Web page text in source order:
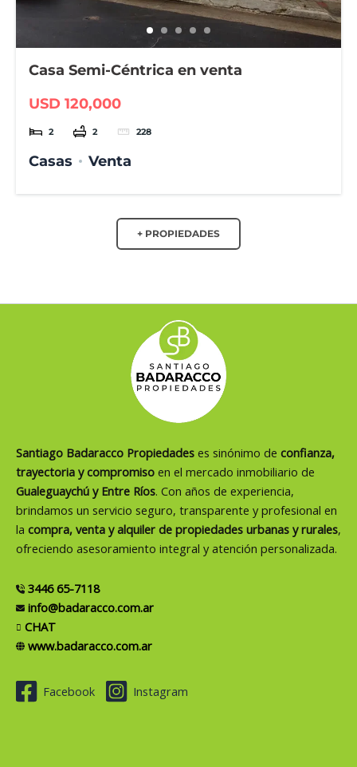
Casa Semi-Céntrica en venta
USD 120,000
2 2 228
Casas Venta
+ PROPIEDADES
Santiago Badaracco Propiedades es sinónimo de confianza,
trayectoria y compromiso en el mercado inmobiliario de
Gualeguaychú y Entre Ríos. Con años de experiencia,
brindamos un servicio seguro, transparente y profesional en
la compra, venta y alquiler de propiedades urbanas y rurales,
ofreciendo asesoramiento integral y atención personalizada.
3446 65-7118
info@badaracco.com.ar
CHAT
www.badaracco.com.ar
Facebook Instagram